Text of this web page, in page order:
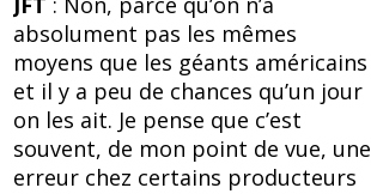
absolument pas les mêmes
moyens que les géants américains
et il y a peu de chances qu’un jour
on les ait. Je pense que c’est
souvent, de mon point de vue, une
erreur chez certains producteurs